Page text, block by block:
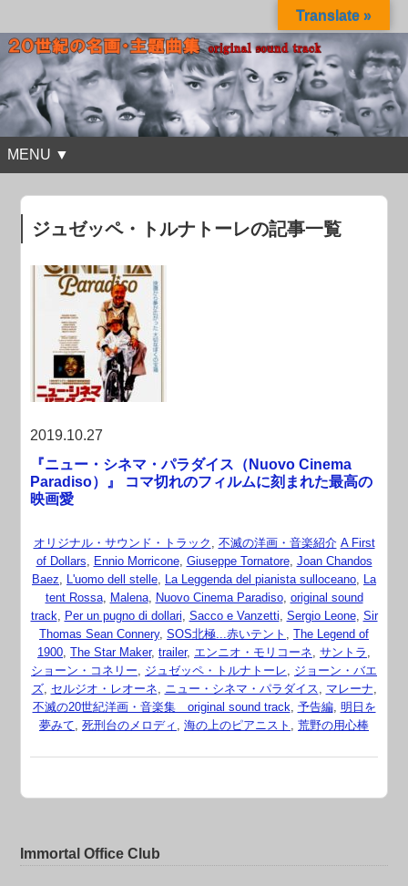
MENU ▼
ジュゼッペ・トルナトーレの記事一覧
2019.10.27
『ニュー・シネマ・パラダイス（Nuovo Cinema
Paradiso）』 コマ切れのフィルムに刻まれた最高の
映画愛
オリジナル・サウンド・トラック , 不滅の洋画・音楽紹介 A First
of Dollars, Ennio Morricone, Giuseppe Tornatore, Joan Chandos
Baez, L'uomo dell stelle, La Leggenda del pianista sulloceano, La
tent Rossa, Malena, Nuovo Cinema Paradiso, original sound
track, Per un pugno di dollari, Sacco e Vanzetti, Sergio Leone, Sir
Thomas Sean Connery, SOS北極...赤いテント , The Legend of
1900, The Star Maker, trailer, エンニオ・モリコーネ, サントラ ,
ショーン・コネリー, ジュゼッペ・トルナトーレ, ジョーン・バエ
ズ, セルジオ・レオーネ, ニュー・シネマ・パラダイス, マレーナ,
不滅の20世紀洋画・音楽集 original sound track, 予告編, 明日を
夢みて, 死刑台のメロディ , 海の上のピアニスト , 荒野の用心棒
Immortal Office Club
Translate »